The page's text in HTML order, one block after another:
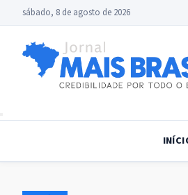
sábado, 8 de agosto de 2026